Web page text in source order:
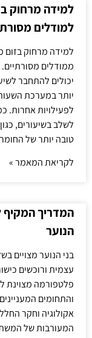
למידה מרחוק
למודלים
למידה מרחוק בזום
ממודלים
יכולים להתחבר
יותר במערכת
לפעילויות אחרות.
לשלב בשיעורים,
טובה יותר של
לקריאת המאמר »
המדריך המקיף
הנוער
בני הנוער מצויים
עצמית ורוכשים
פלטפורמה מצוינת
והתחומים
אקולוגיה וחקר
המעורבות של